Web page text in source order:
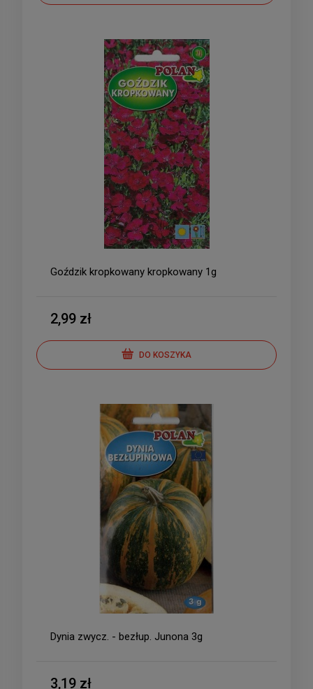
Goździk kropkowany kropkowany 1g
2,99 zł
DO KOSZYKA
Dynia zwycz. - bezłup. Junona 3g
3,19 zł